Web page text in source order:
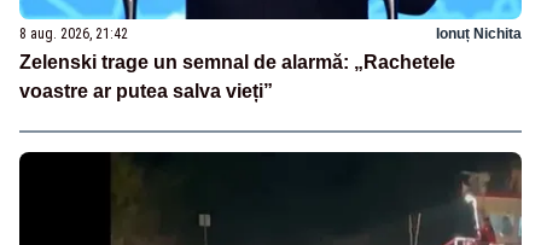
8 aug. 2026, 21:42 Ionuț Nichita
Zelenski trage un semnal de alarmă: „Rachetele
voastre ar putea salva vieți”